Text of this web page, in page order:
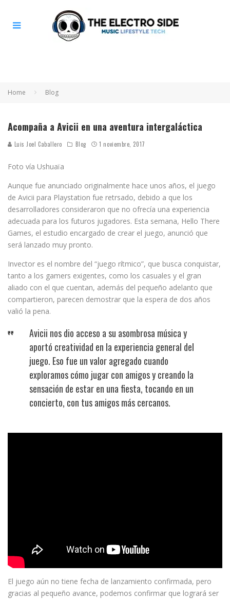
Home Blog
Acompaña a Avicii en una aventura intergaláctica
Luis Joel Caballero Blog 1 noviembre, 2017
Foto vía Ushuaïa
Aunque fue anunciado originalmente hace unos años, el juego
de Avicii para Playstation fue retrsado, debido a que los
desarrolladores consideraron que no ofrecía una experiencia
adecuada para los futuros jugadores. Esta semana, Hello There
Games, el estudio encargado de crear el juego, anunció que
será lanzado muy pronto.
Invector es el nombre del “juego rítmico”, que busca conquistar,
tanto a los gamers exigentes, como los casuales y el gran
aliado con el que cuentan, además del pequeño adelanto que
compartieron, parecen demostrar que la espera de dos años
valió la pena.
Avicii nos dio acceso a su asombrosa música y
aportó creatividad en la experiencia general del
juego. Eso fue un valor agregado cuando
exploramos cómo jugar con amigos y creando la
sensación de estar en una fiesta, tocando en un
concierto, con tus amigos más cercanos.
El juego aún no tiene fecha de lanzamiento confirmada, pero
gracias al pequeño avance, podemos confirmar que logrará ser